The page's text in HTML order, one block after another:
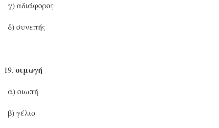
γ) αδιάφορος
δ) συνεπής
οιμωγή
α) σιωπή
β) γέλιο